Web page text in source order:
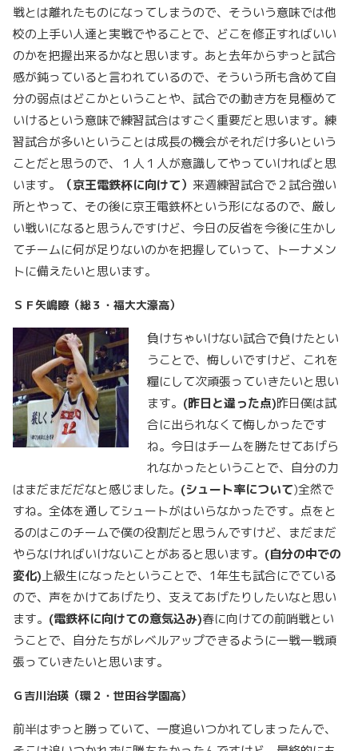
戦とは離れたものになってしまうので、そういう意味では他
校の上手い人達と実戦でやることで、どこを修正すればいい
のかを把握出来るかなと思います。あと去年からずっと試合
感が鈍っていると言われているので、そういう所も含めて自
分の弱点はどこかということや、試合での動き方を見極めて
いけるという意味で練習試合はすごく重要だと思います。練
習試合が多いということは成長の機会がそれだけ多いという
ことだと思うので、１人１人が意識してやっていければと思
います。
（京王電鉄杯に向けて） 来週練習試合で２試合強い
所とやって、その後に京王電鉄杯という形になるので、厳し
い戦いになると思うんですけど、今日の反省を今後に生かし
てチームに何が足りないのかを把握していって、トーナメン
トに備えたいと思います。
ＳＦ矢嶋瞭（総３・福大大濠高）
負けちゃいけない試合で負けたとい
うことで、悔しいですけど、これを
糧にして次頑張っていきたいと思い
ます。 (昨日と違った点)昨日僕は試
合に出られなくて悔しかったです
ね。今日はチームを勝たせてあげら
れなかったということで、自分の力
はまだまだだなと感じました。 (シュート率について)全然で
すね。全体を通してシュートがはいらなかったです。点をと
るのはこのチームで僕の役割だと思うんですけど、まだまだ
やらなければいけないことがあると思います。 (自分の中での
変化) 上級生になったということで、1年生も試合にでている
ので、声をかけてあげたり、支えてあげたりしたいなと思い
ます。 (電鉄杯に向けての意気込み)春に向けての前哨戦とい
うことで、自分たちがレベルアップできるように一戦一戦頑
張っていきたいと思います。
Ｇ吉川治瑛（環２・世田谷学園高）
前半はずっと勝っていて、一度追いつかれてしまったんで、